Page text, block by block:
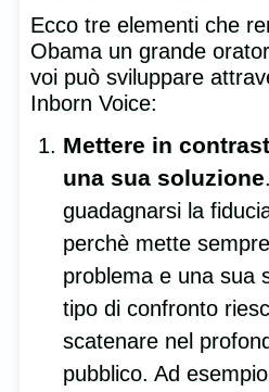
Ecco tre elementi che
Obama un grande
voi può sviluppare
Inborn Voice:
Mettere in
una sua soluzione
guadagnarsi la
perchè mette
problema e una sua
tipo di confronto
scatenare nel
pubblico. Ad